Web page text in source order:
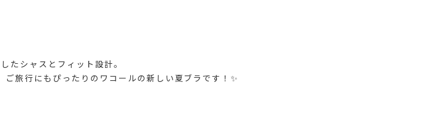
たシャスとフィット設計。
旅行にもぴったりのワコールの新しい夏ブラです！✨